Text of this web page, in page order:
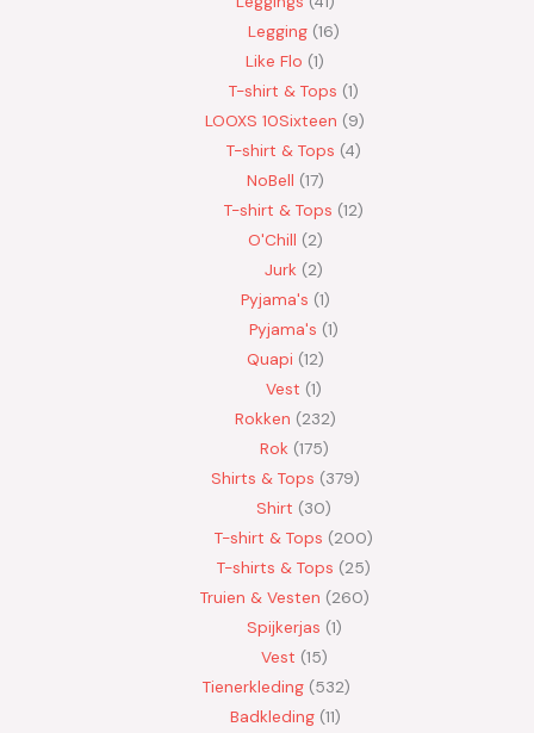
Legging 16
Like Flo 1
T-shirt & Tops 1
LOOXS 10Sixteen
9
T-shirt & Tops 4
NoBell 17
T-shirt & Tops 12
O'Chill 2
Jurk 2
Pyjama's 1
Pyjama's 1
Quapi 12
Vest 1
Rokken 232
Rok 175
Shirts & Tops 379
Shirt
30
T-shirt & Tops
200
T-shirts & Tops
25
Truien & Vesten
260
Spijkerjas 1
Vest 15
Tienerkleding 532
Badkleding 11